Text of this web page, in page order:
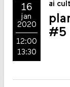
16
jan
2020
12:00
13:30
ai
#5